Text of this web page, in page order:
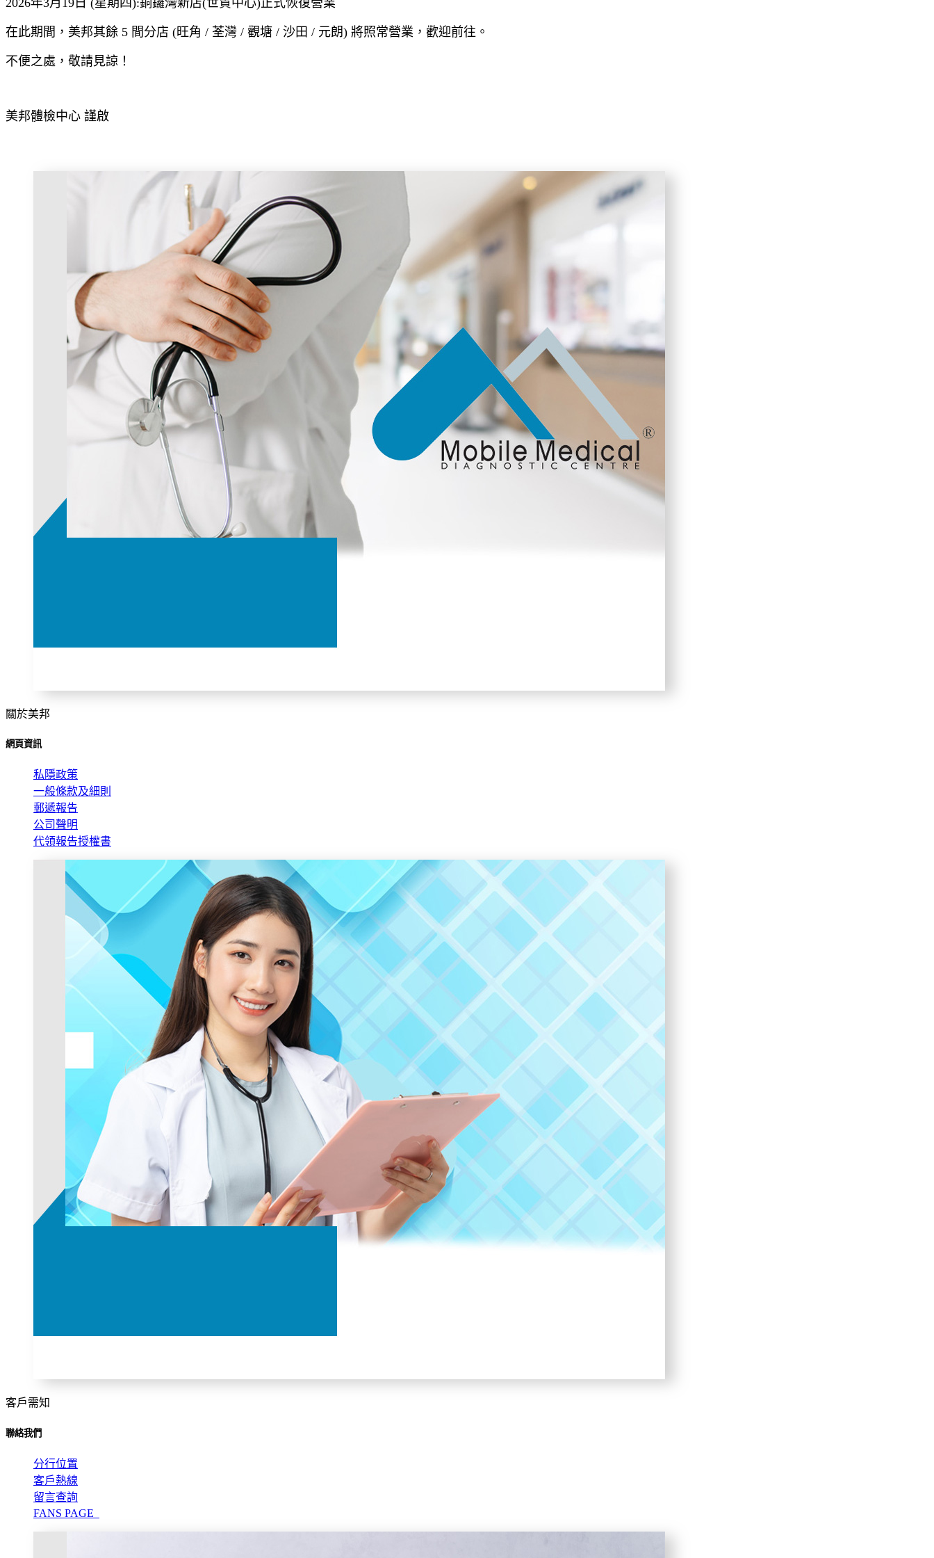
2026年3月19日 (星期四):銅鑼灣新店(世貿中心)正式恢復營業
在此期間，美邦其餘 5 間分店 (旺角 / 荃灣 / 觀塘 / 沙田 / 元朗) 將照常營業，歡迎前往。
不便之處，敬請見諒！
美邦體檢中心 謹啟
關於美邦
網頁資訊
私隱政策
一般條款及細則
郵遞報告
公司聲明
代領報告授權書
客戶需知
聯絡我們
分行位置
客戶熱線
留言查詢
FANS PAGE